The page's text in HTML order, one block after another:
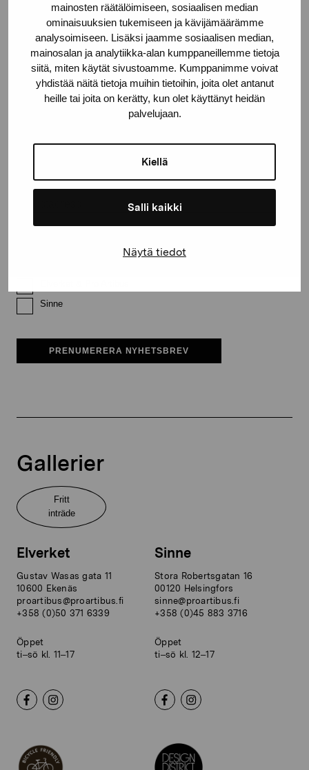
mainosten räätälöimiseen, sosiaalisen median
ominaisuuksien tukemiseen ja kävijämäärämme
analysoimiseen. Lisäksi jaamme sosiaalisen median,
mainosalan ja analytiikka-alan kumppaneillemme tietoja
siitä, miten käytät sivustoamme. Kumppanimme voivat
yhdistää näitä tietoja muihin tietoihin, joita olet antanut
heille tai joita on kerätty, kun olet käyttänyt heidän
palvelujaan.
Kiellä
Salli kaikki
Näytä tiedot
Håll dig uppdaterad om aktuella
utställningar och evenemang
Pro Artibus får spara min information för vidare kontakt
Sinne
PRENUMERERA NYHETSBREV
Gallerier
Fritt
inträde
Elverket
Gustav Wasas gata 11
10600 Ekenäs
proartibus@proartibus.fi
+358 (0)50 371 6339
Öppet
ti–sö kl. 11–17
Sinne
Stora Robertsgatan 16
00120 Helsingfors
sinne@proartibus.fi
+358 (0)45 883 3716
Öppet
ti–sö kl. 12–17